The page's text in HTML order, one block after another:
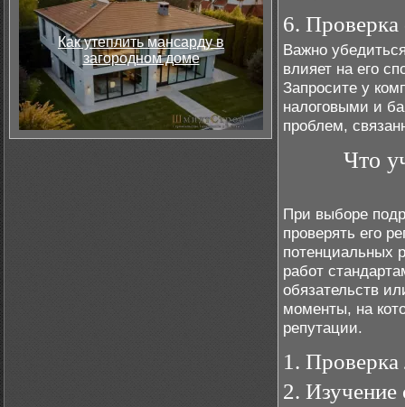
Как утеплить мансарду в
загородном доме
6. Проверка
Важно
влияет на его
Запросите у
налоговыми и
проблем,
Что
При выборе
проверять его
потенциальных
работ
обязательств
моменты, на
репутации.
1. Проверка
2. Изучение